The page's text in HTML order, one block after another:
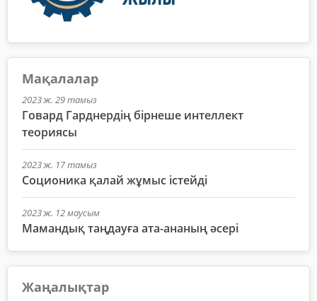
Мақалалар
2023 ж. 29 тамыз
Говард Гарднердің бірнеше интеллект
теориясы
2023 ж. 17 тамыз
Соционика қалай жұмыс істейді
2023 ж. 12 маусым
Мамандық таңдауға ата-ананың әсері
Жаңалықтар